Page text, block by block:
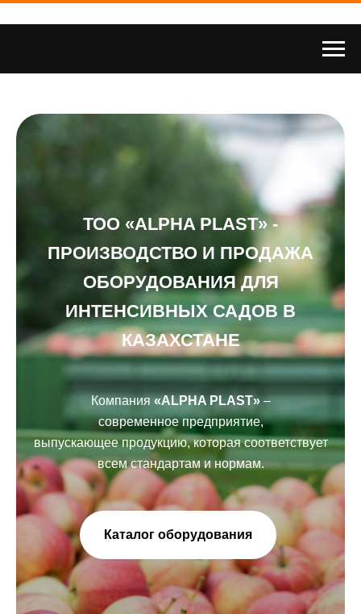
ТОО «ALPHA PLAST» -
ПРОИЗВОДСТВО И ПРОДАЖА
ОБОРУДОВАНИЯ ДЛЯ
ИНТЕНСИВНЫХ САДОВ В
КАЗАХСТАНЕ
Компания «ALPHA PLAST»–
современное предприятие,
выпускающее продукцию, которая соответствует
всем стандартам и нормам.
Каталог оборудования